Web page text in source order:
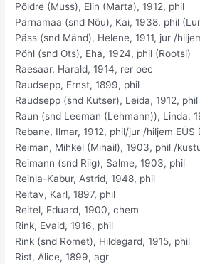
Põldre (Muss), Elin (Marta), 1912, phil
Pärnamaa (snd Nõu), Kai, 1938, phil
Päss (snd Mänd), Helene, 1911, jur /
Pöhl (snd Ots), Eha, 1924, phil (Rootsi)
Raesaar, Harald, 1914, rer oec
Raudsepp, Ernst, 1899, phil
Raudsepp (snd Kutser), Leida, 1912, phil
Raun (snd Leeman (Lehmann)), Linda,
Rebane, Ilmar, 1912, phil/jur /hiljem EÜS
Reiman, Mihkel (Mihail), 1903, phil /
Reimann (snd Riig), Salme, 1903, phil
Reinla-Kabur, Astrid, 1948, phil
Reitav, Karl, 1897, phil
Reitel, Eduard, 1900, chem
Rink, Evald, 1916, phil
Rink (snd Romet), Hildegard, 1915, phil
Rist, Alice, 1899, agr